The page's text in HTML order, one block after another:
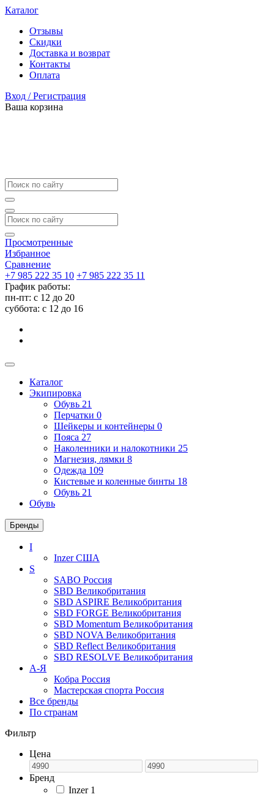
Каталог
Отзывы
Скидки
Доставка и возврат
Контакты
Оплата
Вход / Регистрация
Ваша корзина
Просмотренные
Избранное
Сравнение
+7 985 222 35 10 +7 985 222 35 11
График работы:
пн-пт: с 12 до 20
суббота: c 12 до 16
Каталог
Экипировка
Обувь 21
Перчатки 0
Шейкеры и контейнеры 0
Пояса 27
Наколенники и налокотники 25
Магнезия, лямки 8
Одежда 109
Кистевые и коленные бинты 18
Обувь 21
Обувь
Бренды
I
InzerСША
S
SABO Россия
SBD Великобритания
SBD ASPIRE Великобритания
SBD FORGE Великобритания
SBD Momentum Великобритания
SBD NOVA Великобритания
SBD Reflect Великобритания
SBD RESOLVE Великобритания
А-Я
Кобра Россия
Мастерская спорта Россия
Все бренды
По странам
Фильтр
Цена
Бренд
Inzer 1